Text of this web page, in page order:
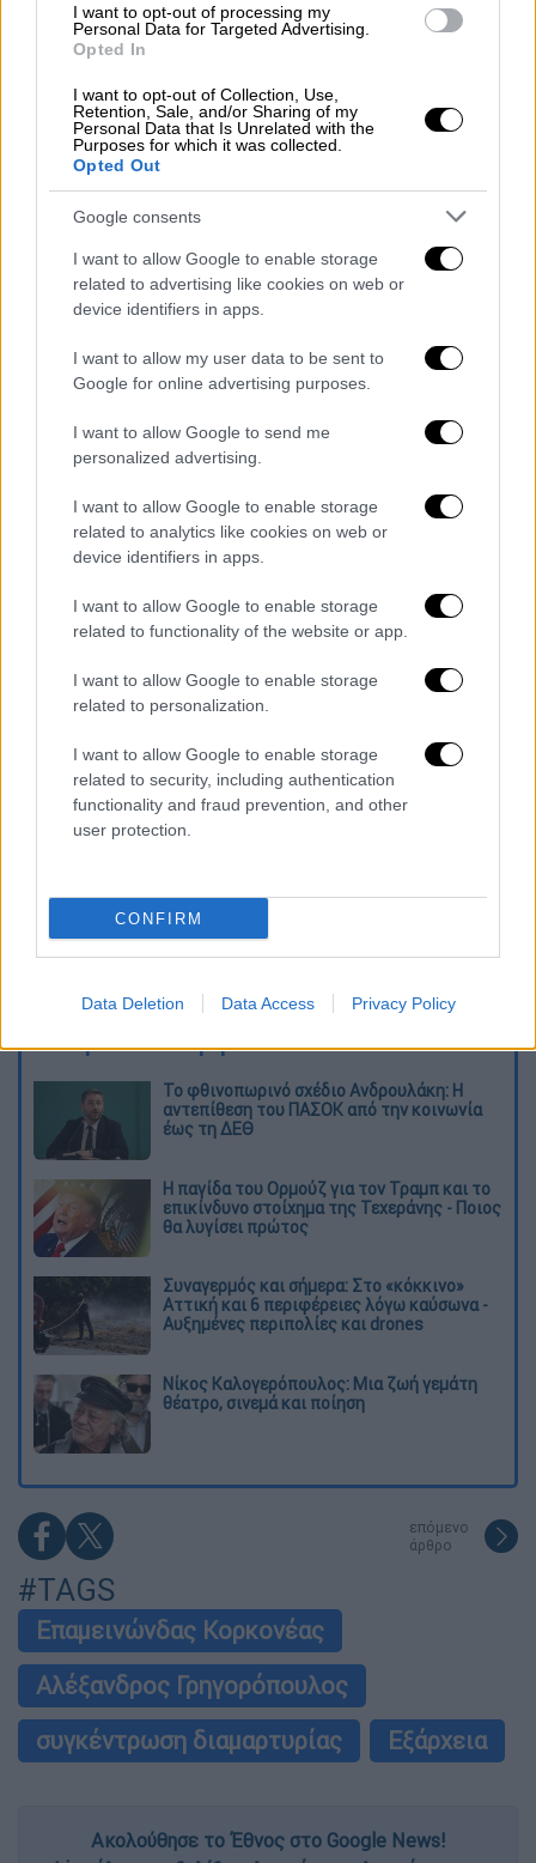
I want to opt-out of processing my
Personal Data for Targeted Advertising.
Opted In
I want to opt-out of Collection, Use,
Retention, Sale, and/or Sharing of my
Personal Data that Is Unrelated with the
Purposes for which it was collected.
Opted Out
Google consents
I want to allow Google to enable storage
related to advertising like cookies on web or
device identifiers in apps.
I want to allow my user data to be sent to
Google for online advertising purposes.
I want to allow Google to send me
personalized advertising.
I want to allow Google to enable storage
related to analytics like cookies on web or
device identifiers in apps.
I want to allow Google to enable storage
related to functionality of the website or app.
I want to allow Google to enable storage
related to personalization.
I want to allow Google to enable storage
related to security, including authentication
functionality and fraud prevention, and other
user protection.
CONFIRM
Data Deletion Data Access Privacy Policy
ΕΛΛΑΔΑ 30.07.2019
18:19
Αλέξης Γρηγορόπουλος: Συγκέντρωση
διαμαρτυρίας την Τετάρτη στα Εξάρχεια
Αλέξης Γρηγορόπουλος: Συγκέντρωση
διαμαρτυρίας την Τετάρτη στα Εξάρχεια
Η παρουσία της αστυνομίας στο κέντρο της
Αθήνας είναι ιδιαίτερα έντονη, ενώ
υπάρχουν μεγάλες δυνάμεις από όλες τις
υπηρεσίες του Σώματος.
Το κάλεσμα έχει δοθεί στην οδό Τζαβέλα
και Μεσολογγίου στις 20:00 και στο σημείο
που αναμένεται να δώσει το παρών.
Διαβάστε ακόμη
Το φθινοπωρινό σχέδιο Ανδρουλάκη: Η
αντεπίθεση του ΠΑΣΟΚ από την κοινωνία
έως τη ΔΕΘ
Η παγίδα του Ορμούζ για τον Τραμπ και το
επικίνδυνο στοίχημα της Τεχεράνης - Ποιος
θα λυγίσει πρώτος
Συναγερμός και σήμερα: Στο «κόκκινο»
Αττική και 6 περιφέρειες λόγω καύσωνα -
Αυξημένες περιπολίες και drones
Νίκος Καλογερόπουλος: Μια ζωή γεμάτη
θέατρο, σινεμά και ποίηση
επόμενο
άρθρο
#TAGS
Επαμεινώνδας Κορκονέας
Αλέξανδρος Γρηγορόπουλος
συγκέντρωση διαμαρτυρίας
Εξάρχεια
Ακολούθησε το Έθνος στο Google News!